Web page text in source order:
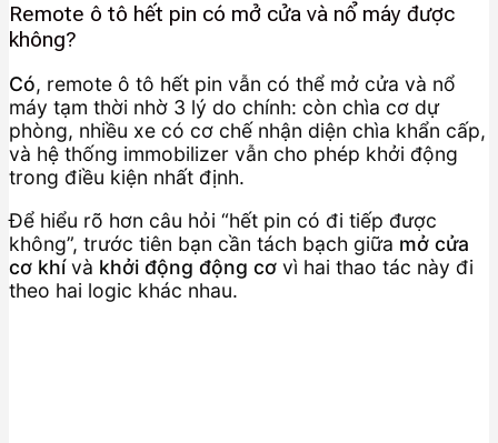
Remote ô tô hết pin có mở cửa và nổ máy được
không?
Có, remote ô tô hết pin vẫn có thể mở cửa và nổ
máy tạm thời nhờ 3 lý do chính: còn chìa cơ dự
phòng, nhiều xe có cơ chế nhận diện chìa khẩn cấp,
và hệ thống immobilizer vẫn cho phép khởi động
trong điều kiện nhất định.
Để hiểu rõ hơn câu hỏi “hết pin có đi tiếp được
không”, trước tiên bạn cần tách bạch giữa mở cửa
cơ khívà khởi động động cơ vì hai thao tác này đi
theo hai logic khác nhau.